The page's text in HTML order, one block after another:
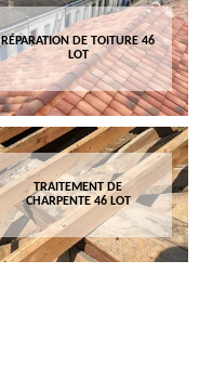
RÉPARATION DE TOITURE 46
LOT
TRAITEMENT DE
CHARPENTE 46 LOT